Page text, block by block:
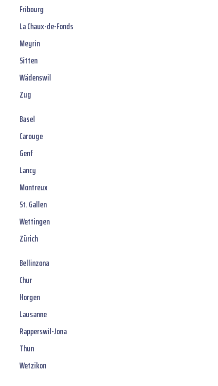
Fribourg
La Chaux-de-Fonds
Meyrin
Sitten
Wädenswil
Zug
Basel
Carouge
Genf
Lancy
Montreux
St. Gallen
Wettingen
Zürich
Bellinzona
Chur
Horgen
Lausanne
Rapperswil-Jona
Thun
Wetzikon